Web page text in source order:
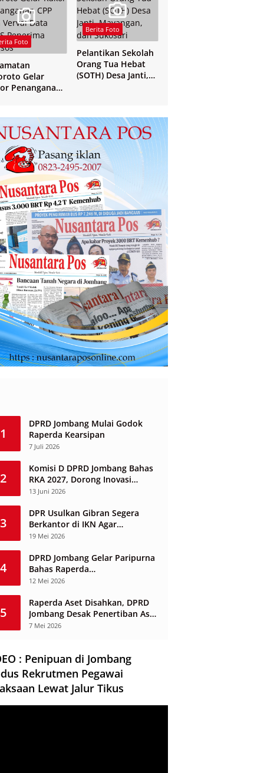
Foto
Gelar
Penanganan
Berita Foto
Pelantikan Sekolah
Orang Tua Hebat
(SOTH) Desa Janti,
1
DPRD Jombang Mulai Godok
Raperda Kearsipan
7 Juli 2026
2
Komisi D DPRD Jombang Bahas
RKA 2027, Dorong Inovasi
Layanan Ketenagakerjaan
13 Juni 2026
3
DPR Usulkan Gibran Segera
Berkantor di IKN Agar
Infrastruktur Tak Mangkrak dan
19 Mei 2026
4
DPRD Jombang Gelar Paripurna
Bahas Raperda
Penyelenggaraan Jasa
12 Mei 2026
5
Raperda Aset Disahkan, DPRD
Jombang Desak Penertiban Aset
Dikuasai Pihak Ketiga
7 Mei 2026
: Penipuan di Jombang
Rekrutmen Pegawai
Lewat Jalur Tikus